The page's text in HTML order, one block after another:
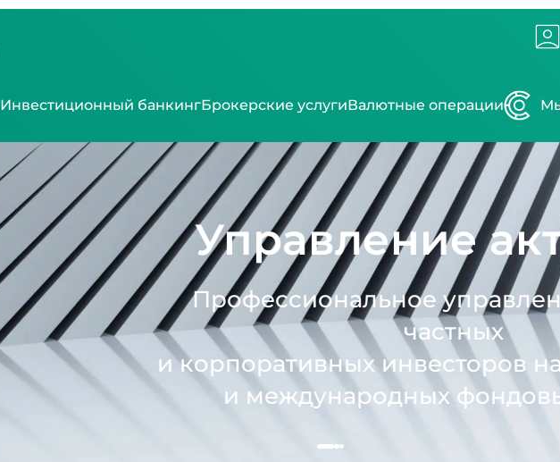
Инвестиционный банкингБрокерские услугиВалютные операции
Управление
Профессиональное управление
частных
и корпоративных инвесторов на
и международных фондовых